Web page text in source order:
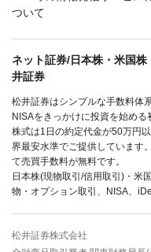
ついて
ネット証券/日本株・米国
井証券
松井証券はシンプルな手数料体
NISAをきっかけに投資を始める
株式は1日の約定代金が50万円
界最安水準でご提供しています
て売買手数料が無料です。
日本株(現物取引/信用取引)・米
物・オプション取引、NISA、
松井証券株式会社